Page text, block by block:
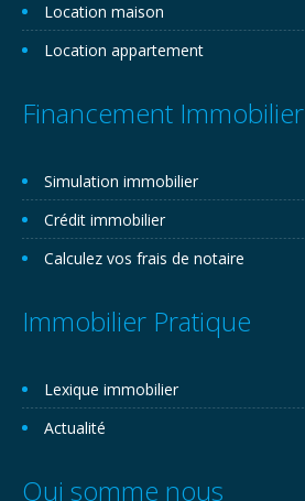
Location maison
Location appartement
Financement Immobilier
Simulation immobilier
Crédit immobilier
Calculez vos frais de notaire
Immobilier Pratique
Lexique immobilier
Actualité
Qui somme nous